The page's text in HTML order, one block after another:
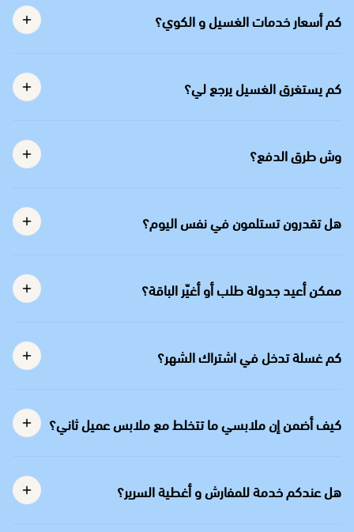
كم أسعار خدمات الغسيل و الكوي؟
كم يستغرق الغسيل يرجع لي؟
وش طرق الدفع؟
هل تقدرون تستلمون في نفس اليوم؟
ممكن أعيد جدولة طلب أو أغيّر الباقة؟
كم غسلة تدخل في اشتراك الشهر؟
كيف أضمن إن ملابسي ما تتخلط مع ملابس عميل ثاني؟
هل عندكم خدمة للمفارش و أغطية السرير؟